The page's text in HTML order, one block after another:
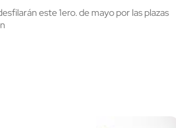
este 1ero. de mayo por las plazas